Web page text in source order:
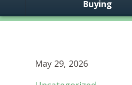
Buying
May 29, 2026